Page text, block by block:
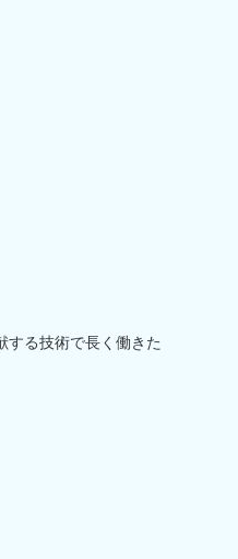
する技術で長く働きた